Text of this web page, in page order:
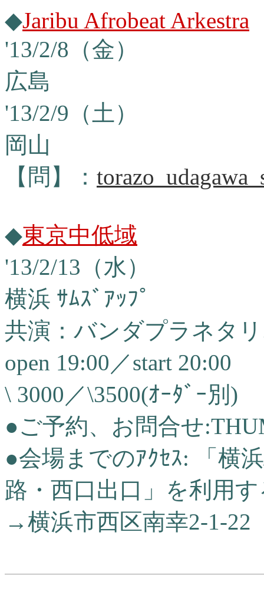
◆Jaribu Afrobeat Arkestra
'13/2/8（金）
広島
'13/2/9（土）
岡山
【問】：
◆東京中低域
'13/2/13（水）
横浜 ｻﾑｽﾞｱｯﾌﾟ
共演：バンダプラネタ
open 19:00／start 20:00
\ 3000／\3500(ｵｰﾀﾞｰ別)
●ご予約、お問合せ
●会場までのｱｸｾｽ: 「横
路・西口出口」を利用
→横浜市西区南幸2-1-